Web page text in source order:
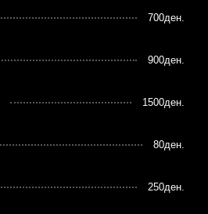
700ден.
900ден.
1500ден.
80ден.
250ден.